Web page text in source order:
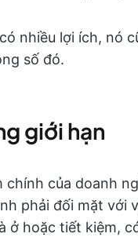
nhiều lợi ích, nó
số đó.
giới hạn
của doanh
phải đối mặt với
ở hoặc tiết kiệm,